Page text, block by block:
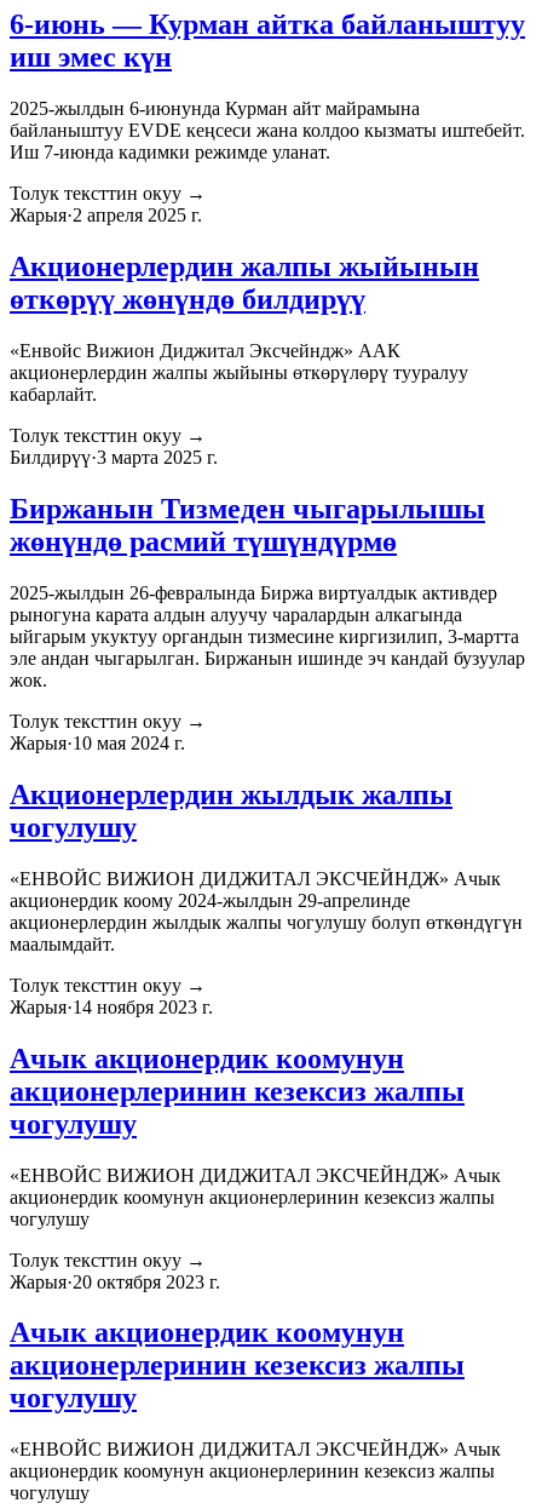
6-июнь — Курман айтка байланыштуу
иш эмес күн
2025-жылдын 6-июнунда Курман айт майрамына
байланыштуу EVDE кеңсеси жана колдоо кызматы иштебейт.
Иш 7-июнда кадимки режимде уланат.
Толук тексттин окуу →
Жарыя·2 апреля 2025 г.
Акционерлердин жалпы жыйынын
өткөрүү жөнүндө билдирүү
«Енвойс Вижион Диджитал Эксчейндж» ААК
акционерлердин жалпы жыйыны өткөрүлөрү тууралуу
кабарлайт.
Толук тексттин окуу →
Билдирүү·3 марта 2025 г.
Биржанын Тизмеден чыгарылышы
жөнүндө расмий түшүндүрмө
2025-жылдын 26-февралында Биржа виртуалдык активдер
рыногуна карата алдын алуучу чаралардын алкагында
ыйгарым укуктуу органдын тизмесине киргизилип, 3-мартта
эле андан чыгарылган. Биржанын ишинде эч кандай бузуулар
жок.
Толук тексттин окуу →
Жарыя·10 мая 2024 г.
Акционерлердин жылдык жалпы
чогулушу
«ЕНВОЙС ВИЖИОН ДИДЖИТАЛ ЭКСЧЕЙНДЖ» Ачык
акционердик коому 2024-жылдын 29-апрелинде
акционерлердин жылдык жалпы чогулушу болуп өткөндүгүн
маалымдайт.
Толук тексттин окуу →
Жарыя·14 ноября 2023 г.
Ачык акционердик коомунун
акционерлеринин кезексиз жалпы
чогулушу
«ЕНВОЙС ВИЖИОН ДИДЖИТАЛ ЭКСЧЕЙНДЖ» Ачык
акционердик коомунун акционерлеринин кезексиз жалпы
чогулушу
Толук тексттин окуу →
Жарыя·20 октября 2023 г.
Ачык акционердик коомунун
акционерлеринин кезексиз жалпы
чогулушу
«ЕНВОЙС ВИЖИОН ДИДЖИТАЛ ЭКСЧЕЙНДЖ» Ачык
акционердик коомунун акционерлеринин кезексиз жалпы
чогулушу